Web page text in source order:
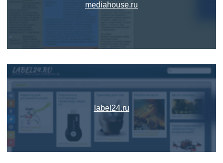
mediahouse.ru
label24.ru